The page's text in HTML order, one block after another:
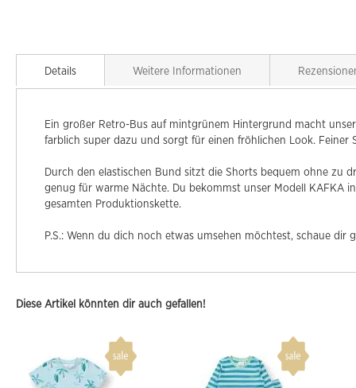
Details
Ein großer Retro-Bus auf mintgrünem Hintergrund macht
farblich super dazu und sorgt für einen fröhlichen Look.
Durch den elastischen Bund sitzt die Shorts bequem ohne zu
genug für warme Nächte. Du bekommst unser Modell KAFKA in
gesamten Produktionskette.
P.S.: Wenn du dich noch etwas umsehen möchtest, schaue dir
Weitere Informationen
Diese Artikel könnten dir auch gefallen!